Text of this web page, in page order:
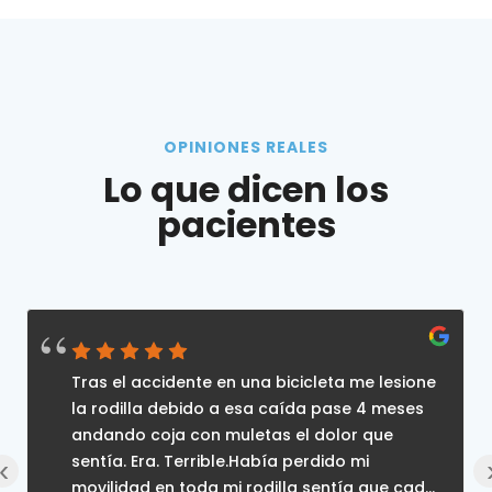
OPINIONES REALES
Lo que dicen los
pacientes
Tras el accidente en una bicicleta me lesione
la rodilla debido a esa caída pase 4 meses
andando coja con muletas el dolor que
sentía. Era. Terrible.Había perdido mi
‹